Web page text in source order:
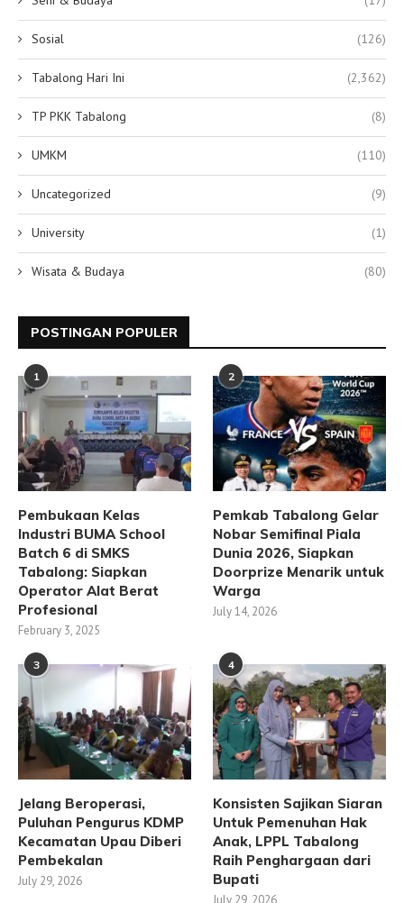
Sosial (126)
Tabalong Hari Ini (2,362)
TP PKK Tabalong (8)
UMKM (110)
Uncategorized (9)
University (1)
Wisata & Budaya (80)
POSTINGAN POPULER
1
Pembukaan Kelas
Industri BUMA School
Batch 6 di SMKS
Tabalong: Siapkan
Operator Alat Berat
Profesional
February 3, 2025
2
Pemkab Tabalong Gelar
Nobar Semifinal Piala
Dunia 2026, Siapkan
Doorprize Menarik untuk
Warga
July 14, 2026
3
Jelang Beroperasi,
Puluhan Pengurus KDMP
Kecamatan Upau Diberi
Pembekalan
July 29, 2026
4
Konsisten Sajikan Siaran
Untuk Pemenuhan Hak
Anak, LPPL Tabalong
Raih Penghargaan dari
Bupati
July 29, 2026